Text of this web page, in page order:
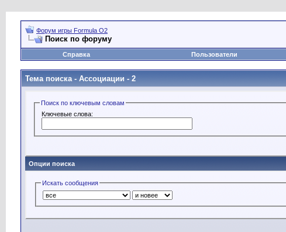
Форум игры Formula O2
Поиск по форуму
Справка Пользователи
Тема поиска - Ассоциации - 2
Поиск по ключевым словам
Ключевые слова:
Опции поиска
Искать сообщения